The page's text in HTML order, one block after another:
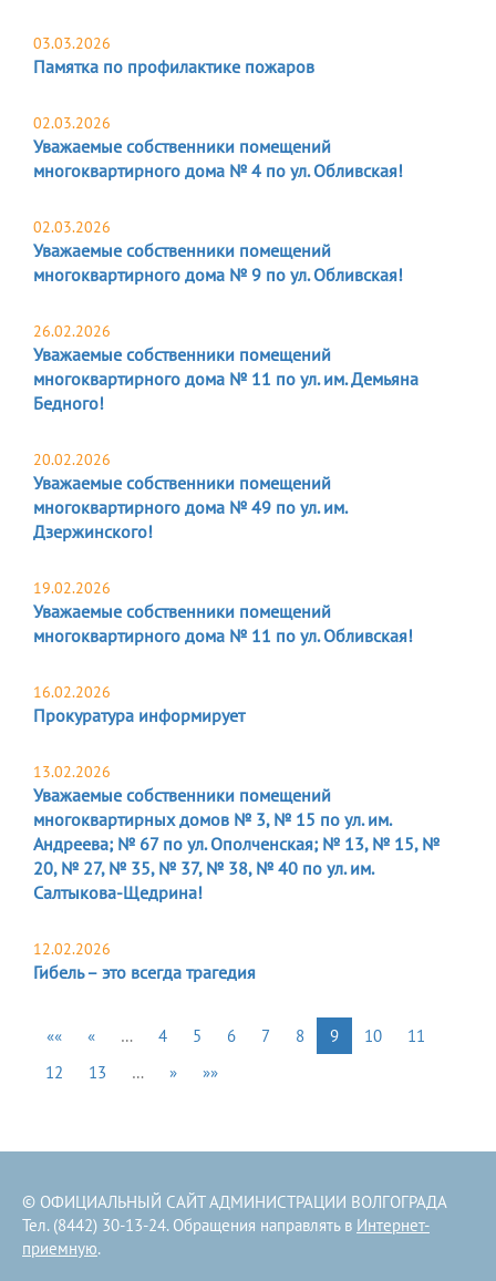
03.03.2026
Памятка по профилактике пожаров
02.03.2026
Уважаемые собственники помещений
многоквартирного дома № 4 по ул. Обливская!
02.03.2026
Уважаемые собственники помещений
многоквартирного дома № 9 по ул. Обливская!
26.02.2026
Уважаемые собственники помещений
многоквартирного дома № 11 по ул. им. Демьяна
Бедного!
20.02.2026
Уважаемые собственники помещений
многоквартирного дома № 49 по ул. им.
Дзержинского!
19.02.2026
Уважаемые собственники помещений
многоквартирного дома № 11 по ул. Обливская!
16.02.2026
Прокуратура информирует
13.02.2026
Уважаемые собственники помещений
многоквартирных домов № 3, № 15 по ул. им.
Андреева; № 67 по ул. Ополченская; № 13, № 15, №
20, № 27, № 35, № 37, № 38, № 40 по ул. им.
Салтыкова-Щедрина!
12.02.2026
Гибель – это всегда трагедия
«« « … 4 5 6 7 8 9 10
11
12
13 … » »»
© ОФИЦИАЛЬНЫЙ САЙТ АДМИНИСТРАЦИИ ВОЛГОГРАДА
Тел. (8442) 30-13-24. Обращения направлять в Интернет-
приемную.